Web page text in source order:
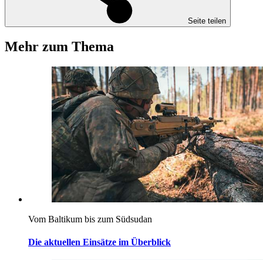
Seite teilen
Mehr zum Thema
Vom Baltikum bis zum Südsudan
Die aktuellen Einsätze im Überblick